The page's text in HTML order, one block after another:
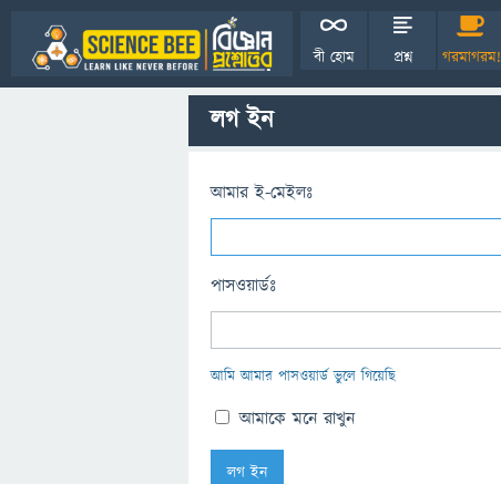
বী হোম প্রশ্ন গরমাগরম!
লগ ইন
আমার ই-মেইলঃ
পাসওয়ার্ডঃ
আমি আমার পাসওয়ার্ড ভুলে গিয়েছি
আমাকে মনে রাখুন